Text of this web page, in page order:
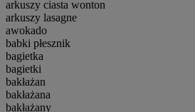
arkuszy ciasta wonton
arkuszy lasagne
awokado
babki płesznik
bagietka
bagietki
bakłażan
bakłażana
bakłażany